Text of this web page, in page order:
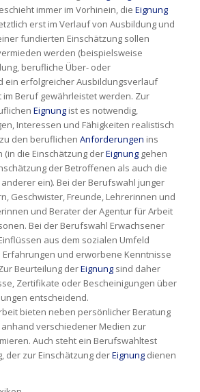
immer im Vorhinein, die Eignung
erst im Verlauf von Ausbildung und
fundierten Einschätzung sollen
werden (beispielsweise
berufliche Über- oder
ein erfolgreicher Ausbildungsverlauf
Beruf gewährleistet werden. Zur
Eignungist es notwendig,
Interessen und Fähigkeiten realistisch
den beruflichen Anforderungen ins
die Einschätzung derEignunggehen
der Betroffenen als auch die
ein). Bei der Berufswahl junger
Geschwister, Freunde, Lehrerinnen und
und Berater der Agentur für Arbeit
Bei der Berufswahl Erwachsener
aus dem sozialen Umfeld
und erworbene Kenntnisse
Beurteilung derEignungsind daher
Zertifikate oder Bescheinigungen über
entscheidend.
bieten neben persönlicher Beratung
anhand verschiedener Medien zur
Auch steht ein Berufswahltest
der zur Einschätzung derEignungdienen